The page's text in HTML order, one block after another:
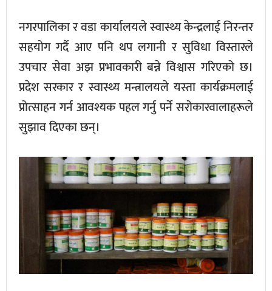
नगरपालिका र वडा कार्यालयले स्वास्थ्य केन्द्रलाई निरन्तर
सहयोग गर्दै आए पनि थप लगानी र सुविधा विस्तारले
उपचार सेवा अझ प्रभावकारी बन्ने विश्वास गरिएको छ।
प्रदेश सरकार र स्वास्थ्य मन्त्रालयले यस्ता कार्यक्रमलाई
प्रोत्साहन गर्न आवश्यक पहल गर्नु पर्ने सरोकारवालाहरूले
सुझाव दिएका छन्।